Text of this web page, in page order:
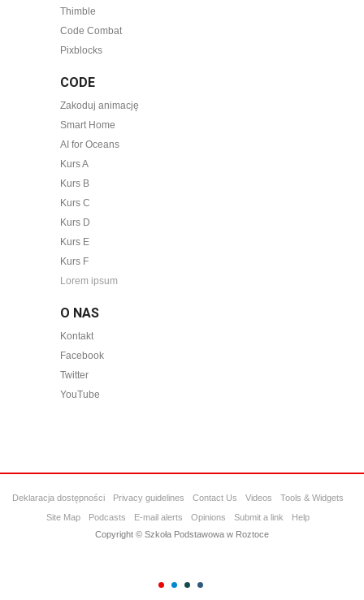
Thimble
Code Combat
Pixblocks
CODE
Zakoduj animację
Smart Home
AI for Oceans
Kurs A
Kurs B
Kurs C
Kurs D
Kurs E
Kurs F
Lorem ipsum
O NAS
Kontakt
Facebook
Twitter
YouTube
Deklaracja dostępności Privacy guidelines Contact Us Videos
Tools & Widgets
Site Map
Podcasts E-mail alerts Opinions Submit a link
Help
Copyright © Szkoła Podstawowa w Roztoce